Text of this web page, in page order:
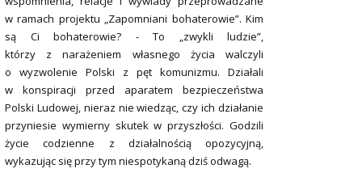
w ramach projektu „Zapomniani bohaterowie”. Kim
są Ci bohaterowie? - To „zwykli ludzie”,
którzy z narażeniem własnego życia walczyli
o wyzwolenie Polski z pęt komunizmu. Działali
w konspiracji przed aparatem bezpieczeństwa
Polski Ludowej, nieraz nie wiedząc, czy ich działanie
przyniesie wymierny skutek w przyszłości. Godzili
życie codzienne z działalnością opozycyjną,
wykazując się przy tym niespotykaną dziś odwagą.